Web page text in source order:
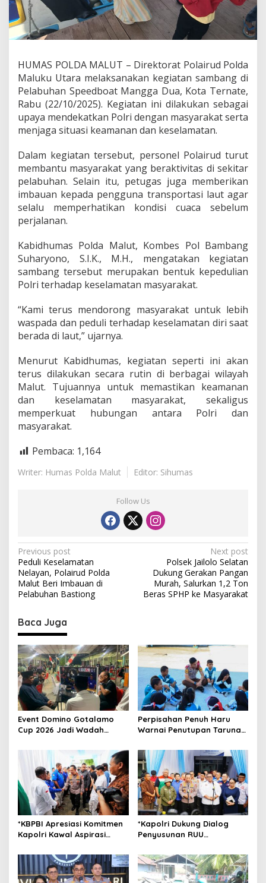
l
a
i
r
P
o
l
d
a
M
a
u
t
B
a
n
t
k
t
v
i
s
W
a
g
a
d
i
P
e
a
n
g
HUMAS POLDA MALUT – Direktorat Polairud Polda
Maluku Utara melaksanakan kegiatan sambang di
Pelabuhan Speedboat Mangga Dua, Kota Ternate,
Rabu (22/10/2025). Kegiatan ini dilakukan sebagai
upaya mendekatkan Polri dengan masyarakat serta
menjaga situasi keamanan dan keselamatan.
Dalam kegiatan tersebut, personel Polairud turut
membantu masyarakat yang beraktivitas di sekitar
pelabuhan. Selain itu, petugas juga memberikan
imbauan kepada pengguna transportasi laut agar
selalu memperhatikan kondisi cuaca sebelum
perjalanan.
Kabidhumas Polda Malut, Kombes Pol Bambang
Suharyono, S.I.K., M.H., mengatakan kegiatan
sambang tersebut merupakan bentuk kepedulian
Polri terhadap keselamatan masyarakat.
“Kami terus mendorong masyarakat untuk lebih
waspada dan peduli terhadap keselamatan diri saat
berada di laut,” ujarnya.
Menurut Kabidhumas, kegiatan seperti ini akan
terus dilakukan secara rutin di berbagai wilayah
Malut. Tujuannya untuk memastikan keamanan
dan keselamatan masyarakat, sekaligus
memperkuat hubungan antara Polri dan
masyarakat.
Pembaca: 1,164
Writer: Humas Polda Malut Editor: Sihumas
Follow Us
P
o
s
t
n
a
v
i
g
a
t
i
o
Previous post
Peduli Keselamatan
Nelayan, Polairud Polda
Malut Beri Imbauan di
Pelabuhan Bastiong
Next post
Polsek Jailolo Selatan
Dukung Gerakan Pangan
Murah, Salurkan 1,2 Ton
Beras SPHP ke Masyarakat
Baca Juga
Event Domino Gotalamo
Cup 2026 Jadi Wadah
Kebersamaan Masyarakat
Perpisahan Penuh Haru
Warnai Penutupan Taruna
Kepulauan
*KBPBI Apresiasi Komitmen
Kapolri Kawal Aspirasi
Ketenagakerjaan*
*Kapolri Dukung Dialog
Penyusunan RUU
Jembatan Aspirasi Buruh*